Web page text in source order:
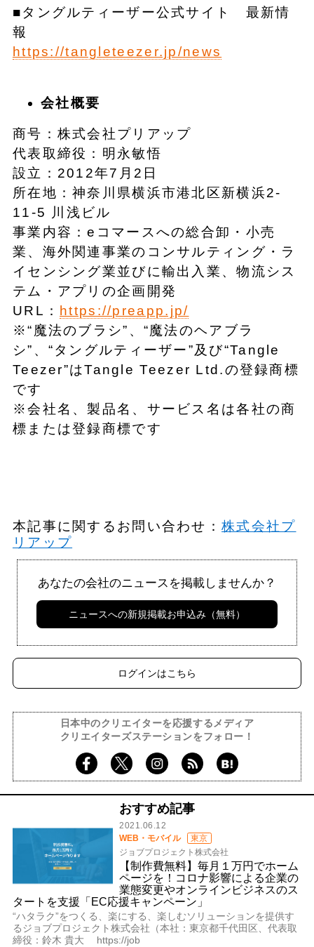
■タングルティーザー公式サイト 最新情
報
https://tangleteezer.jp/news
会社概要
商号：株式会社プリアップ
代表取締役：明永敏悟
設立：2012年7月2日
所在地：神奈川県横浜市港北区新横浜2-
11-5 川浅ビル
事業内容：eコマースへの総合卸・小売
業、海外関連事業のコンサルティング・ラ
イセンシング業並びに輸出入業、物流シス
テム・アプリの企画開発
URL：
https://preapp.jp/
※“魔法のブラシ”、“魔法のヘアブラ
シ”、“タングルティーザー”及び“Tangle
Teezer”はTangle Teezer Ltd.の登録商標
です
※会社名、製品名、サービス名は各社の商
標または登録商標です
本記事に関するお問い合わせ：株式会社プ
リアップ
あなたの会社のニュースを掲載しませんか？
ニュースへの新規掲載お申込み（無料）
ログインはこちら
日本中のクリエイターを応援するメディア
クリエイターズステーションをフォロー！
おすすめ記事
2021.06.12
WEB・モバイル
東京
ジョブプロジェクト株式会社
【制作費無料】毎月１万円でホーム
ページを！コロナ影響による企業の
業態変更やオンラインビジネスのス
タートを支援「EC応援キャンペーン」
“ハタラク”をつくる、楽にする、楽しむソリューションを提供す
るジョブプロジェクト株式会社（本社：東京都千代田区、代表取
締役：鈴木 貴大 https://job